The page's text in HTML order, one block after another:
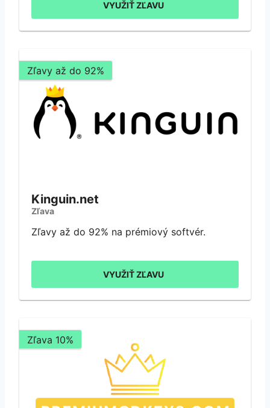
VYUŽIŤ ZĽAVU
Zľavy až do 92%
Kinguin.net
Zľava
Zľavy až do 92% na prémiový softvér.
VYUŽIŤ ZĽAVU
Zľava 10%